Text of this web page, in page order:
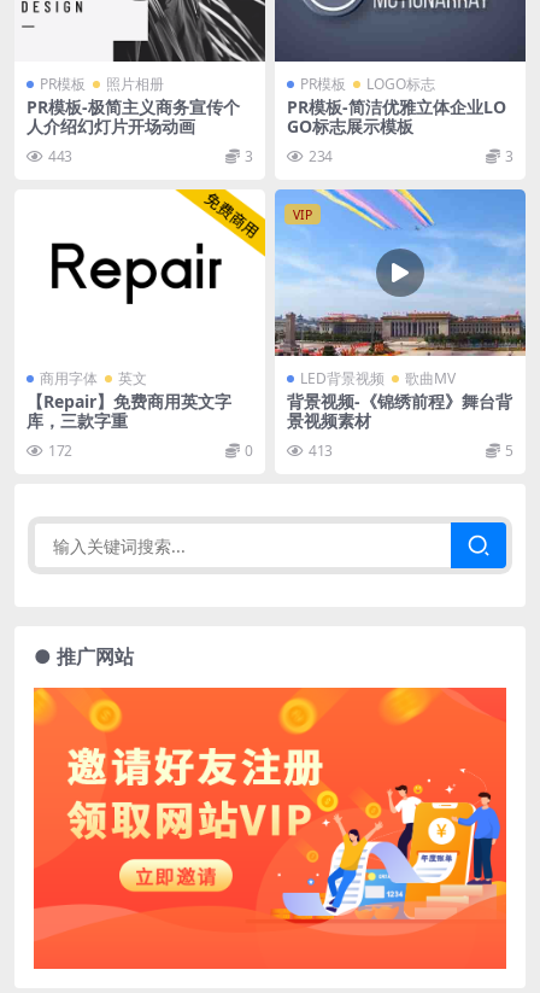
PR模板 照片相册
PR模板-极简主义商务宣传个
人介绍幻灯片开场动画
443 3
PR模板 LOGO标志
PR模板-简洁优雅立体企业LO
GO标志展示模板
234 3
商用字体 英文
【Repair】免费商用英文字
库，三款字重
172 0
VIP
LED背景视频 歌曲MV
背景视频-《锦绣前程》舞台背
景视频素材
413 5
● 推广网站